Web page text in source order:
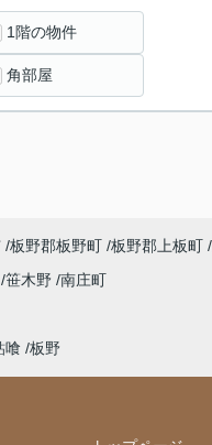
1階の物件
角部屋
板野郡板野町 板野郡上板町
笹木野 南庄町
喰 板野